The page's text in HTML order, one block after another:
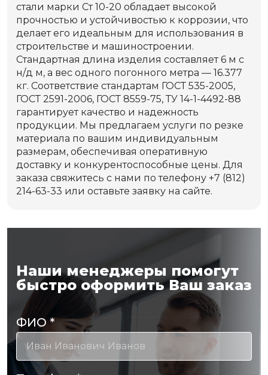
стали марки Ст 10-20 обладает высокой
прочностью и устойчивостью к коррозии, что
делает его идеальным для использования в
строительстве и машиностроении.
Стандартная длина изделия составляет 6 м с
н/д м, а вес одного погонного метра — 16.377
кг. Соответствие стандартам ГОСТ 535-2005,
ГОСТ 2591-2006, ГОСТ 8559-75, ТУ 14-1-4492-88
гарантирует качество и надежность
продукции. Мы предлагаем услуги по резке
материала по вашим индивидуальным
размерам, обеспечивая оперативную
доставку и конкурентоспособные цены. Для
заказа свяжитесь с нами по телефону +7 (812)
214-63-33 или оставьте заявку на сайте.
Наши менеджеры помогут
быстро оформить Ваш заказ
ФИО*